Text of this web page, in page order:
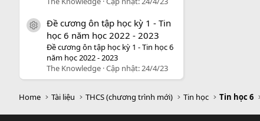
icon tài liệu
Đề cương ôn tập học kỳ 1 - Tin
học 6 năm học 2022 - 2023
Đề cương ôn tập học kỳ 1 - Tin học 6
năm học 2022 - 2023
The Knowledge Cập nhật: 24/4/23
Home Tài liệu THCS (chương trình mới) Tin học Tin học 6